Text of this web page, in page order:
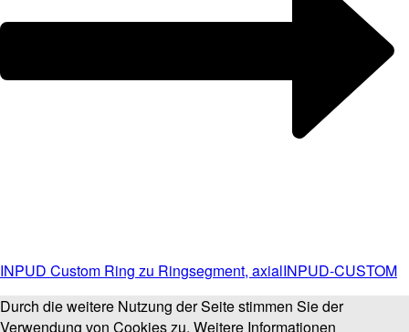
INPUD Custom Ring zu Ringsegment, axialINPUD-CUSTOM
Durch die weitere Nutzung der Seite stimmen Sie der
Verwendung von Cookies zu. Weitere Informationen